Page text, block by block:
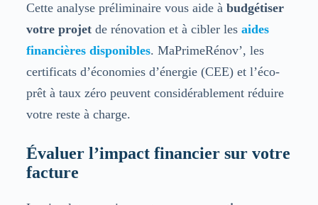
Cette analyse préliminaire vous aide à budgétiser
votre projetde rénovation et à cibler les aides
financières disponibles. MaPrimeRénov’, les
certificats d’économies d’énergie (CEE) et l’éco-
prêt à taux zéro peuvent considérablement réduire
votre reste à charge.
Évaluer l’impact financier sur votre
facture